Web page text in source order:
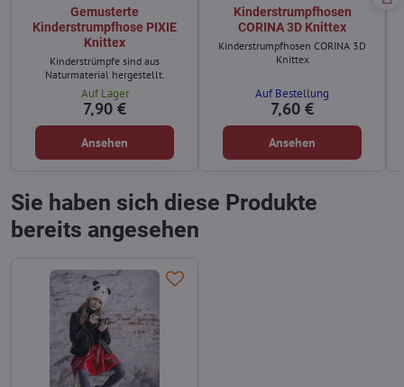
Gemusterte
Kinderstrumpfhose PIXIE
Knittex
Kinderstrümpfe sind aus
Naturmaterial hergestellt.
Auf Lager
7,90 €
Ansehen
Kinderstrumpfhosen
CORINA 3D Knittex
Kinderstrumpfhosen CORINA 3D
Knittex
Auf Bestellung
7,60 €
Ansehen
Sie haben sich diese Produkte
bereits angesehen